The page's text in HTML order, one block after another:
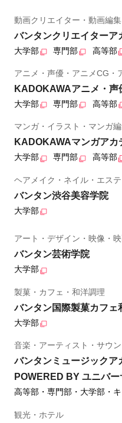
動画クリエイター・動画編
バンタンクリエイターア
大学部 専門部 高等部
アニメ・声優・アニメCG・
KADOKAWAアニメ・声
大学部 専門部 高等部
マンガ・イラスト・マンガ
KADOKAWAマンガアカ
大学部 専門部 高等部
ヘアメイク・ネイル・エス
バンタン渋谷美容学院
大学部
アート・デザイン・映像・
バンタン芸術学院
大学部
製菓・カフェ・和洋調理
バンタン国際製菓カフェ
大学部
音楽・アーティスト・サウ
バンタンミュージックア
POWERED BY ユニバ
高等部・専門部・大学部・
観光・ホテル